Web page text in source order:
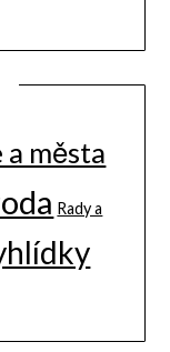
a města
Rady a